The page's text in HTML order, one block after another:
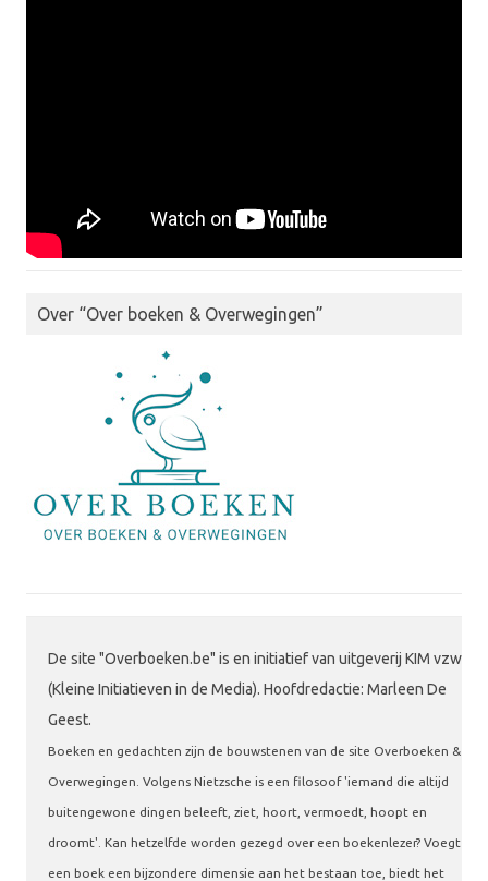
Over “Over boeken & Overwegingen”
De site "Overboeken.be" is en initiatief van uitgeverij KIM vzw
(Kleine Initiatieven in de Media). Hoofdredactie: Marleen De
Geest.
Boeken en gedachten zijn de bouwstenen van de site Overboeken &
Overwegingen. Volgens Nietzsche is een filosoof 'iemand die altijd
buitengewone dingen beleeft, ziet, hoort, vermoedt, hoopt en
droomt'. Kan hetzelfde worden gezegd over een boekenlezer? Voegt
een boek een bijzondere dimensie aan het bestaan toe, biedt het